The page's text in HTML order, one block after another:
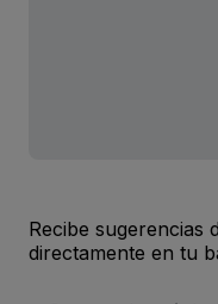
Recibe sugerencias
directamente en tu